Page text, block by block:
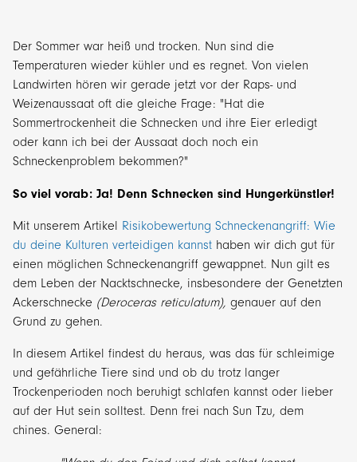
Der Sommer war heiß und trocken. Nun sind die
Temperaturen wieder kühler und es regnet. Von vielen
Landwirten hören wir gerade jetzt vor der Raps- und
Weizenaussaat oft die gleiche Frage: "Hat die
Sommertrockenheit die Schnecken und ihre Eier erledigt
oder kann ich bei der Aussaat doch noch ein
Schneckenproblem bekommen?"
So viel vorab: Ja! Denn Schnecken sind Hungerkünstler!
Mit unserem Artikel Risikobewertung Schneckenangriff: Wie
du deine Kulturen verteidigen kannst haben wir dich gut für
einen möglichen Schneckenangriff gewappnet. Nun gilt es
dem Leben der Nacktschnecke, insbesondere der Genetzten
Ackerschnecke (Deroceras reticulatum), genauer auf den
Grund zu gehen.
In diesem Artikel findest du heraus, was das für schleimige
und gefährliche Tiere sind und ob du trotz langer
Trockenperioden noch beruhigt schlafen kannst oder lieber
auf der Hut sein solltest. Denn frei nach Sun Tzu, dem
chines. General: